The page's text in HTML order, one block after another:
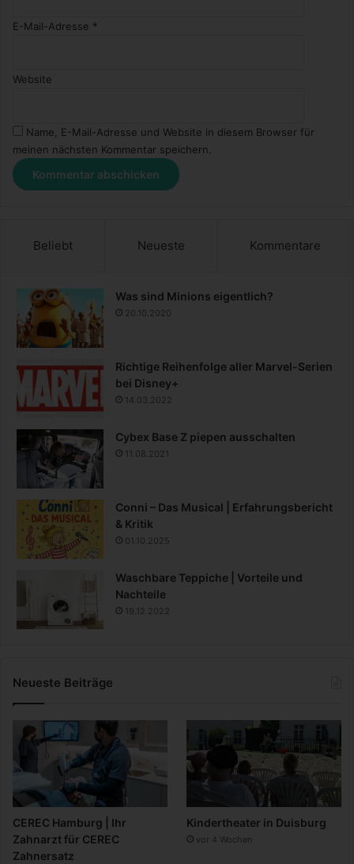
E-Mail-Adresse *
Website
Name, E-Mail-Adresse und Website in diesem Browser für
meinen nächsten Kommentar speichern.
Beliebt Neueste Kommentare
Was sind Minions eigentlich?
20.10.2020
Richtige Reihenfolge aller Marvel-Serien
bei Disney+
14.03.2022
Cybex Base Z piepen ausschalten
11.08.2021
Conni – Das Musical | Erfahrungsbericht
& Kritik
01.10.2025
Waschbare Teppiche | Vorteile und
Nachteile
19.12.2022
Neueste Beiträge
CEREC Hamburg | Ihr
Zahnarzt für CEREC
Zahnersatz
Kindertheater in Duisburg
vor 4 Wochen